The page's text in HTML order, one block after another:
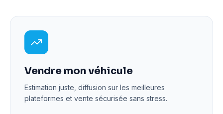
Vendre mon véhicule
Estimation juste, diffusion sur les meilleures
plateformes et vente sécurisée sans stress.